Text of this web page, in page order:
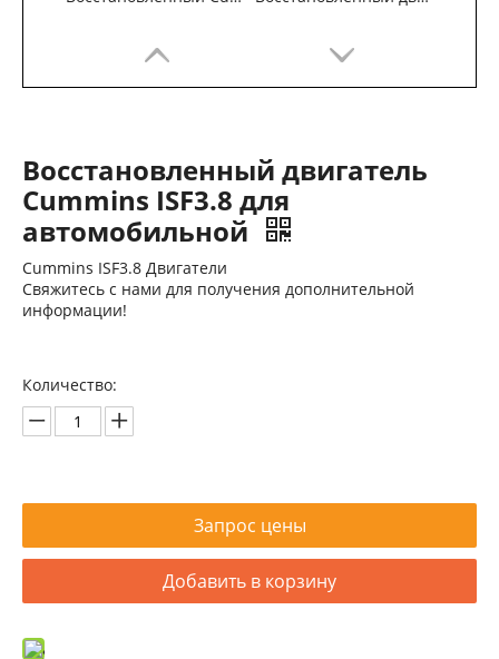
Восстановленный двигатель
Cummins ISF3.8 для
автомобильной
Cummins ISF3.8 Двигатели
Свяжитесь с нами для получения дополнительной
информации!
Количество:
Запрос цены
Добавить в корзину